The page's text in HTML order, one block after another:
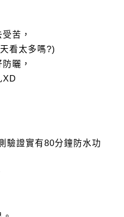
苦，
看太多嗎?)
曬，
XD
驗證實有80分鐘防水功